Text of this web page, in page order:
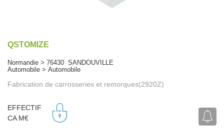
QSTOMIZE
Normandie > 76430 SANDOUVILLE
Automobile > Automobile
Fabrication de carrosseries et remorques(2920Z)
EFFECTIF
CA M€